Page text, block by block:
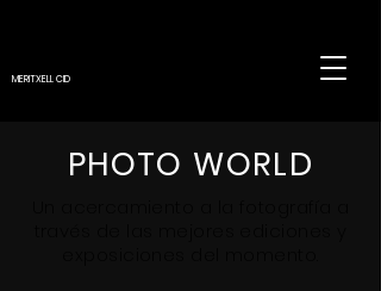
MERITXELL CID
PHOTO WORLD